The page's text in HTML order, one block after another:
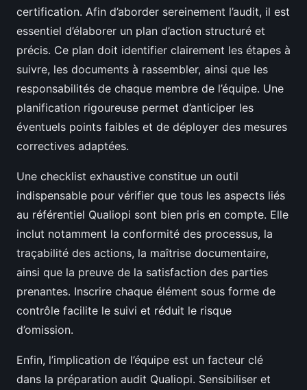
certification. Afin d’aborder sereinement l’audit, il est
essentiel d’élaborer un plan d’action structuré et
précis. Ce plan doit identifier clairement les étapes à
suivre, les documents à rassembler, ainsi que les
responsabilités de chaque membre de l’équipe. Une
planification rigoureuse permet d’anticiper les
éventuels points faibles et de déployer des mesures
correctives adaptées.
Une checklist exhaustive constitue un outil
indispensable pour vérifier que tous les aspects liés
au référentiel Qualiopi sont bien pris en compte. Elle
inclut notamment la conformité des processus, la
traçabilité des actions, la maîtrise documentaire,
ainsi que la preuve de la satisfaction des parties
prenantes. Inscrire chaque élément sous forme de
contrôle facilite le suivi et réduit le risque
d’omission.
Enfin, l’implication de l’équipe est un facteur clé
dans la préparation audit Qualiopi. Sensibiliser et